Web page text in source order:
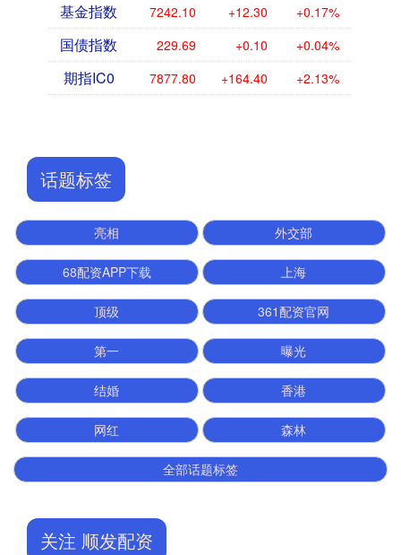
基金指数 7242.10 +12.30 +0.17%
国债指数 229.69 +0.10 +0.04%
期指IC0 7877.80 +164.40 +2.13%
话题标签
亮相 外交部
68配资APP下载 上海
顶级 361配资官网
第一 曝光
结婚 香港
网红 森林
全部话题标签
关注 顺发配资